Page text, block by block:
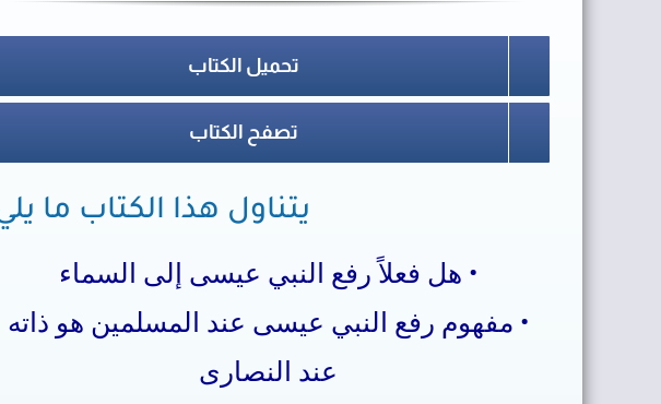
تحميل الكتاب
تصفح الكتاب
يتناول هذا الكتاب ما
• هل فعلاً رفع النبي عيسى إلى السماء
• مفهوم رفع النبي عيسى عند المسلمين هو ذاته
عند النصارى